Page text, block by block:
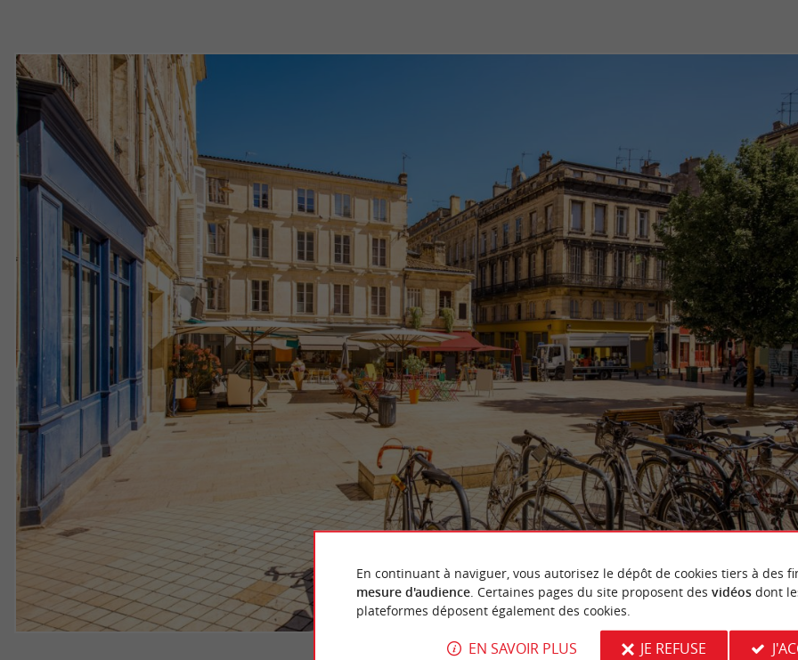
Crédit : RH2010 | AdobeStock
En continuant à naviguer, vous autorisez le dépôt de cookies tiers à des
mesure d'audience. Certaines pages du site proposent des vidéosdont
plateformes déposent également des cookies.
EN SAVOIR PLUS JE REFUSE